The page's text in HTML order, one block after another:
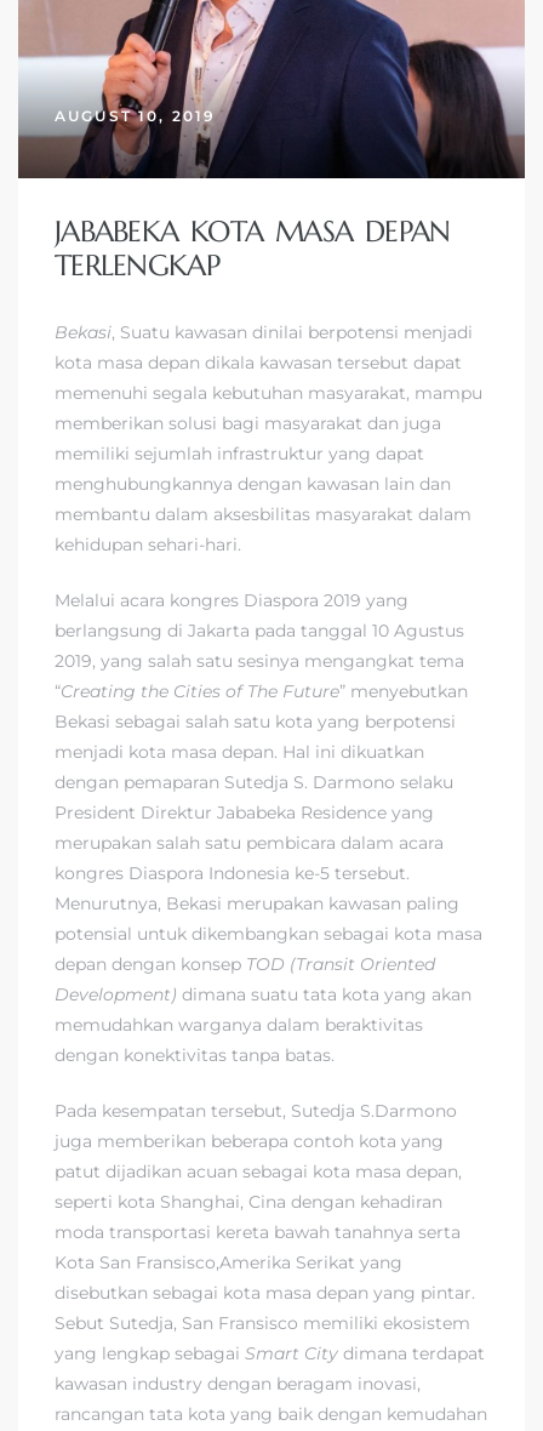
AUGUST 10, 2019
JABABEKA KOTA MASA DEPAN
TERLENGKAP
Bekasi, Suatu kawasan dinilai berpotensi menjadi
kota masa depan dikala kawasan tersebut dapat
memenuhi segala kebutuhan masyarakat, mampu
memberikan solusi bagi masyarakat dan juga
memiliki sejumlah infrastruktur yang dapat
menghubungkannya dengan kawasan lain dan
membantu dalam aksesbilitas masyarakat dalam
kehidupan sehari-hari.
Melalui acara kongres Diaspora 2019 yang
berlangsung di Jakarta pada tanggal 10 Agustus
2019, yang salah satu sesinya mengangkat tema
“Creating the Cities of The Future” menyebutkan
Bekasi sebagai salah satu kota yang berpotensi
menjadi kota masa depan. Hal ini dikuatkan
dengan pemaparan Sutedja S. Darmono selaku
President Direktur Jababeka Residence yang
merupakan salah satu pembicara dalam acara
kongres Diaspora Indonesia ke-5 tersebut.
Menurutnya, Bekasi merupakan kawasan paling
potensial untuk dikembangkan sebagai kota masa
depan dengan konsep TOD (Transit Oriented
Development) dimana suatu tata kota yang akan
memudahkan warganya dalam beraktivitas
dengan konektivitas tanpa batas.
Pada kesempatan tersebut, Sutedja S.Darmono
juga memberikan beberapa contoh kota yang
patut dijadikan acuan sebagai kota masa depan,
seperti kota Shanghai, Cina dengan kehadiran
moda transportasi kereta bawah tanahnya serta
Kota San Fransisco,Amerika Serikat yang
disebutkan sebagai kota masa depan yang pintar.
Sebut Sutedja, San Fransisco memiliki ekosistem
yang lengkap sebagai Smart City dimana terdapat
kawasan industry dengan beragam inovasi,
rancangan tata kota yang baik dengan kemudahan